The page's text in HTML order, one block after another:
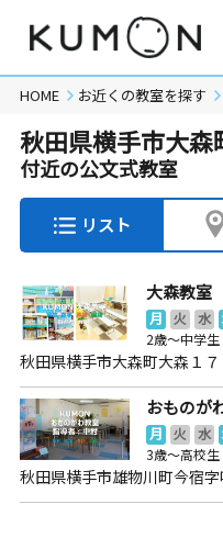
HOME お近くの教室を探す
秋田県横手市大森
付近の公文式教室
リスト
大森教室
月 火 水
2歳～中学生
秋田県横手市大森町大森１７
おものが
月 火 水
3歳～高校生
秋田県横手市雄物川町今宿字